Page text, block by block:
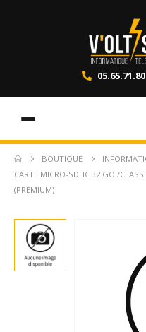
BOUTIQUE
CARTE MICRO-SDHC 32 GO /
(PREMIUM)